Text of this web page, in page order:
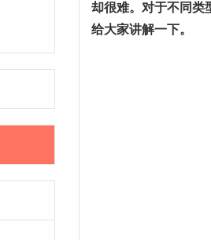
却很难。对于不同类
给大家讲解一下。